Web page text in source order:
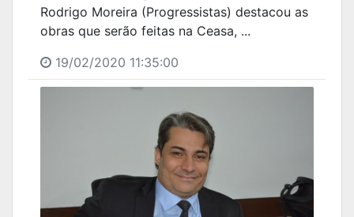
Rodrigo Moreira (Progressistas) destacou as
obras que serão feitas na Ceasa, ...
19/02/2020 11:35:00